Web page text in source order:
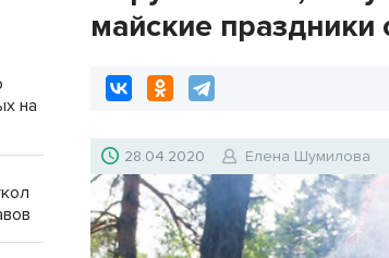
майские
28.04.2020 Елена Шумилова
на